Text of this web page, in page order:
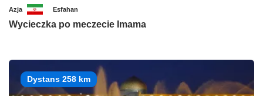
Azja Esfahan
Wycieczka po meczecie Imama
Dystans 258 km